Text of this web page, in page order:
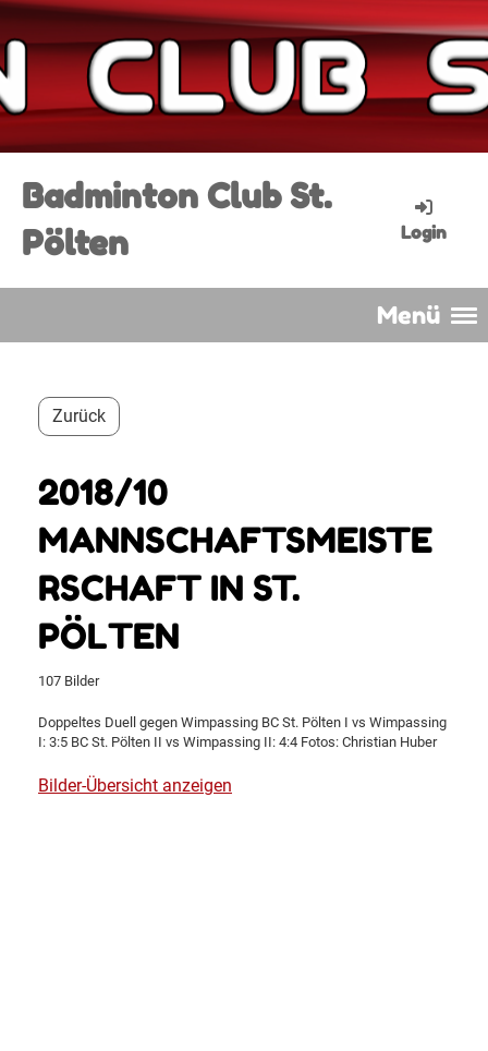
Badminton Club St.
Pölten
Login
Menü
Zurück
2018/10
MANNSCHAFTSMEISTE
RSCHAFT IN ST.
PÖLTEN
107 Bilder
Doppeltes Duell gegen Wimpassing BC St. Pölten I vs Wimpassing
I: 3:5 BC St. Pölten II vs Wimpassing II: 4:4 Fotos: Christian Huber
Bilder-Übersicht anzeigen